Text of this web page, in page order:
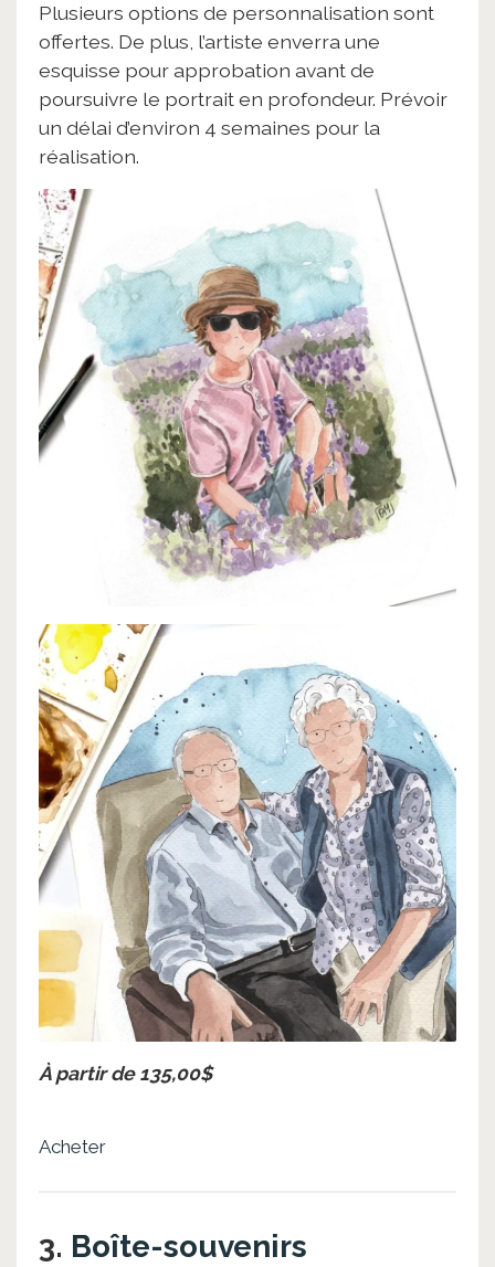
Plusieurs options de personnalisation sont
offertes. De plus, l’artiste enverra une
esquisse pour approbation avant de
poursuivre le portrait en profondeur. Prévoir
un délai d’environ 4 semaines pour la
réalisation.
À partir de 135,00$
Acheter
3. Boîte-souvenirs